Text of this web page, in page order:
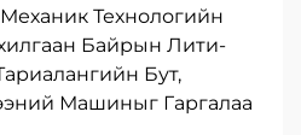
Технологийн
Байрын Лити-
Бут,
Машиныг Гаргалаа